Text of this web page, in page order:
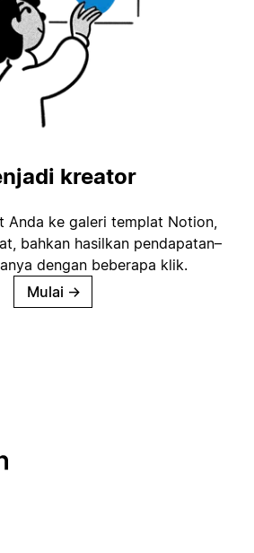
kreator
Anda ke galeri templat Notion,
bahkan hasilkan pendapatan–
dengan beberapa klik.
Mulai →